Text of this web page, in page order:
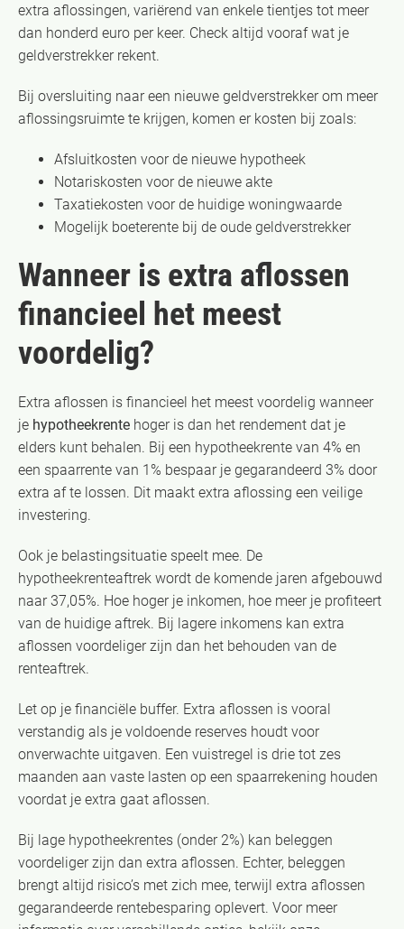
extra aflossingen, variërend van enkele tientjes tot meer
dan honderd euro per keer. Check altijd vooraf wat je
geldverstrekker rekent.
Bij oversluiting naar een nieuwe geldverstrekker om meer
aflossingsruimte te krijgen, komen er kosten bij zoals:
Afsluitkosten voor de nieuwe hypotheek
Notariskosten voor de nieuwe akte
Taxatiekosten voor de huidige woningwaarde
Mogelijk boeterente bij de oude geldverstrekker
Wanneer is extra aflossen
financieel het meest
voordelig?
Extra aflossen is financieel het meest voordelig wanneer
je hypotheekrente hoger is dan het rendement dat je
elders kunt behalen. Bij een hypotheekrente van 4% en
een spaarrente van 1% bespaar je gegarandeerd 3% door
extra af te lossen. Dit maakt extra aflossing een veilige
investering.
Ook je belastingsituatie speelt mee. De
hypotheekrenteaftrek wordt de komende jaren afgebouwd
naar 37,05%. Hoe hoger je inkomen, hoe meer je profiteert
van de huidige aftrek. Bij lagere inkomens kan extra
aflossen voordeliger zijn dan het behouden van de
renteaftrek.
Let op je financiële buffer. Extra aflossen is vooral
verstandig als je voldoende reserves houdt voor
onverwachte uitgaven. Een vuistregel is drie tot zes
maanden aan vaste lasten op een spaarrekening houden
voordat je extra gaat aflossen.
Bij lage hypotheekrentes (onder 2%) kan beleggen
voordeliger zijn dan extra aflossen. Echter, beleggen
brengt altijd risico’s met zich mee, terwijl extra aflossen
gegarandeerde rentebesparing oplevert. Voor meer